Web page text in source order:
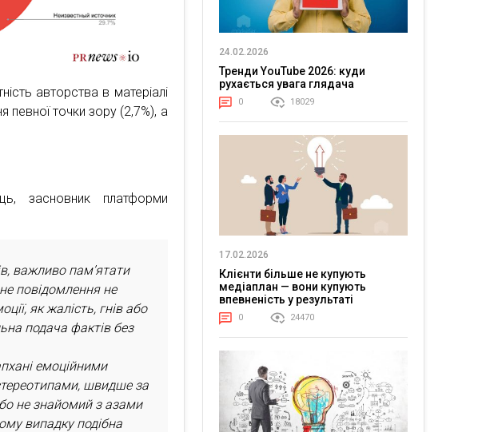
авторства в матеріалі
певної точки зору (2,7%), а
засновник платформи
важливо пам’ятати
повідомлення не
як жалість, гнів або
подача фактів без
емоційними
швидше за
не знайомий з азами
випадку подібна
24.02.2026
Тренди YouTube 2026: куди
рухається увага глядача
0 18029
17.02.2026
Клієнти більше не купують
медіаплан — вони купують
впевненість у результаті
0 24470